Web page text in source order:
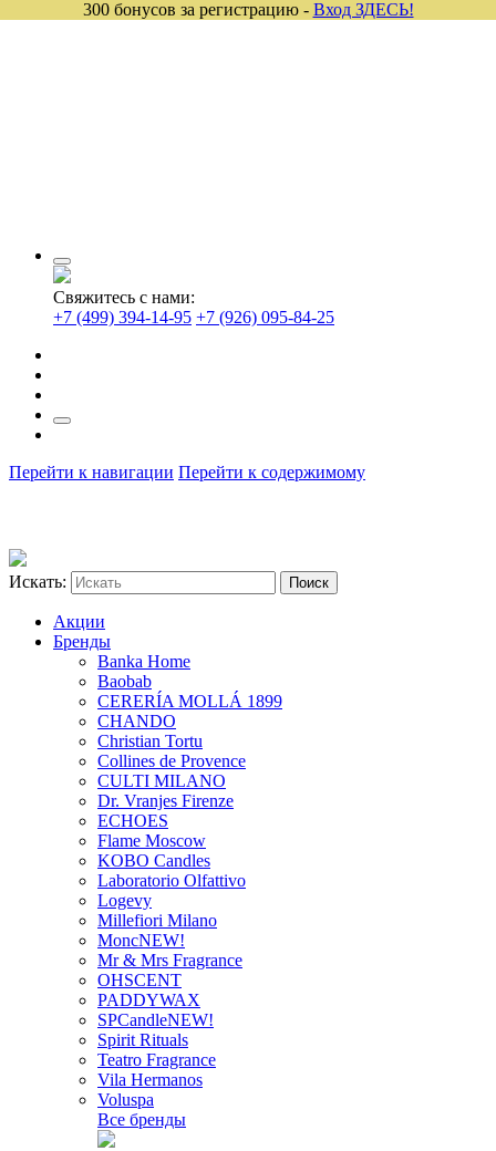
Свяжитесь с нами:
+7 (499) 394-14-95 +7 (926) 095-84-25
Перейти к навигации Перейти к содержимому
Искать:
Акции
Бренды
Banka Home
Baobab
CERERÍA MOLLÁ 1899
CHANDO
Christian Tortu
Collines de Provence
CULTI MILANO
Dr. Vranjes Firenze
ECHOES
Flame Moscow
KOBO Candles
Laboratorio Olfattivo
Logevy
Millefiori Milano
MoncNEW!
Mr & Mrs Fragrance
OHSCENT
PADDYWAX
SPCandleNEW!
Spirit Rituals
Teatro Fragrance
Vila Hermanos
Voluspa
Все бренды
300 бонусов за регистрацию - Вход ЗДЕСЬ!